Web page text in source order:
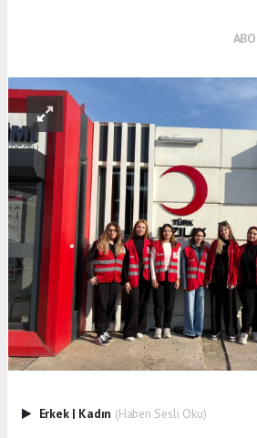
Erkek | Kadın (Haberi Sesli Oku)